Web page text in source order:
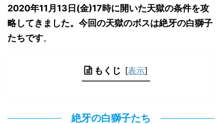
2020年11月13日(金)17時に開いた天獄の条件を攻
略してきました。今回の天獄のボスは絶牙の白獅子
たちです。
もくじ [表示]
絶牙の白獅子たち